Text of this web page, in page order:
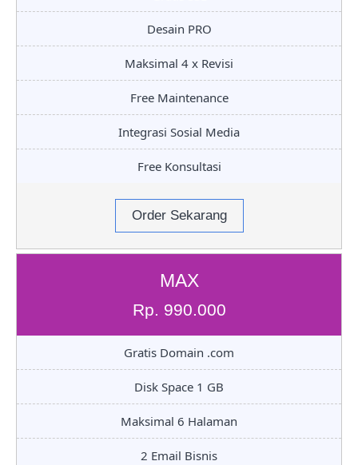
Desain PRO
Maksimal 4 x Revisi
Free Maintenance
Integrasi Sosial Media
Free Konsultasi
Order Sekarang
MAX
Rp. 990.000
Gratis Domain .com
Disk Space 1 GB
Maksimal 6 Halaman
2 Email Bisnis